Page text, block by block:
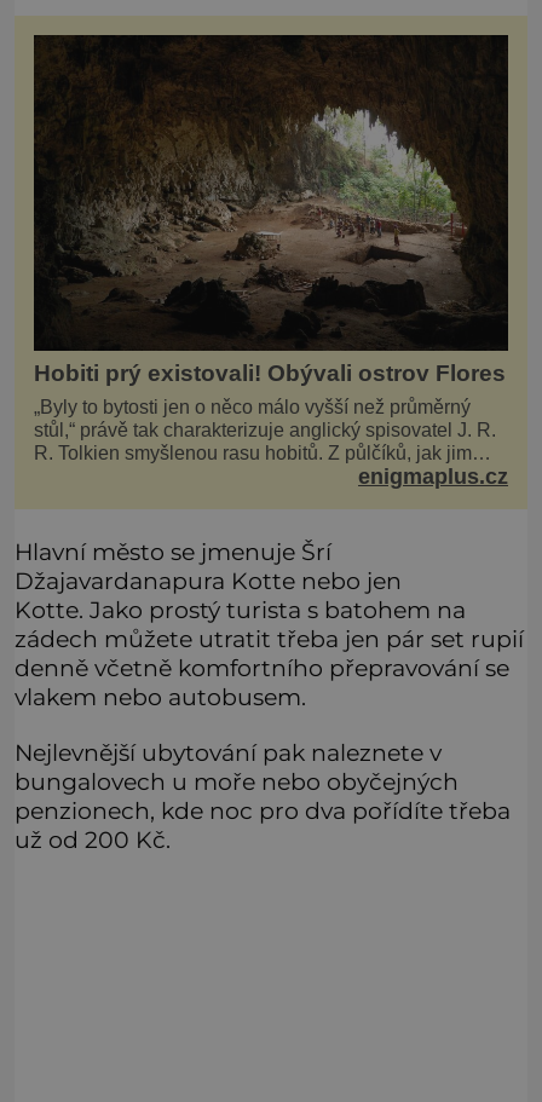
Hobiti prý existovali! Obývali ostrov Flores
„Byly to bytosti jen o něco málo vyšší než průměrný
stůl,“ právě tak charakterizuje anglický spisovatel J. R.
R. Tolkien smyšlenou rasu hobitů. Z půlčíků, jak jim
říká, následně udělá hlavní hrdiny svých slavných
enigmaplus.cz
Hlavní město se jmenuje Šrí
Džajavardanapura Kotte nebo jen
Kotte. Jako prostý turista s batohem na
zádech můžete utratit třeba jen pár set rupií
denně včetně komfortního přepravování se
vlakem nebo autobusem.
Nejlevnější ubytování pak naleznete v
bungalovech u moře nebo obyčejných
penzionech, kde noc pro dva pořídíte třeba
už od 200 Kč.